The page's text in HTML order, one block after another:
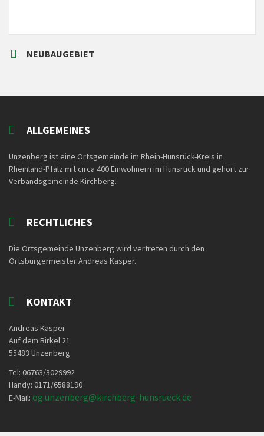
NEUBAUGEBIET
ALLGEMEINES
Unzenberg ist eine Ortsgemeinde im Rhein-Hunsrück-Kreis in
Rheinland-Pfalz mit circa 400 Einwohnern im Hunsrück und gehört zur
Verbandsgemeinde Kirchberg.
RECHTLICHES
Die Ortsgemeinde Unzenberg wird vertreten durch den
Ortsbürgermeister Andreas Kasper.
KONTAKT
Andreas Kasper
Auf dem Birkel 21
55483 Unzenberg
Tel: 06763/3029992
Handy: 0171/6588190
E-Mail: og.unzenberg@kirchberg-hunsrueck.de